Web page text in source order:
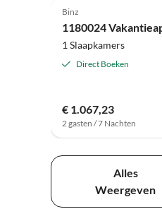
Binz
1180024
1 Slaapkamers
Direct Boeken
€ 1.067,23
2 gasten / 7 Nachten
Alles
Weergeven